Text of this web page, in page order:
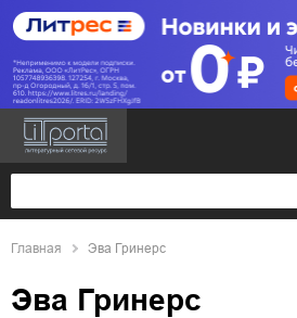
Главная Эва Гринерс
Эва Гринерс